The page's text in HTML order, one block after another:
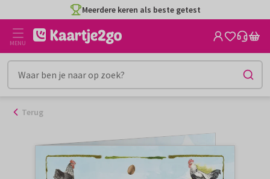
naar
inhoud
Meerdere keren als beste getest
MENU
Terug